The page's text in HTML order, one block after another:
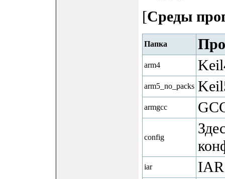
[Среды
Папка
arm4
arm5_no_packs
armgcc
config
iar IAR